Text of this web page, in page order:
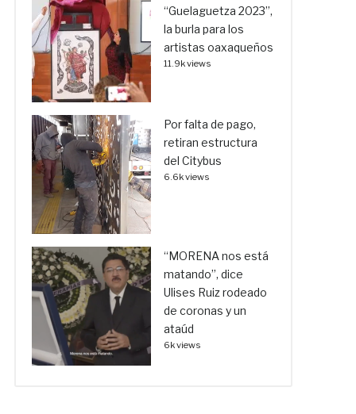
“Guelaguetza 2023”,
la burla para los
artistas oaxaqueños
11.9k views
Por falta de pago,
retiran estructura
del Citybus
6.6k views
“MORENA nos está
matando”, dice
Ulises Ruiz rodeado
de coronas y un
ataúd
6k views